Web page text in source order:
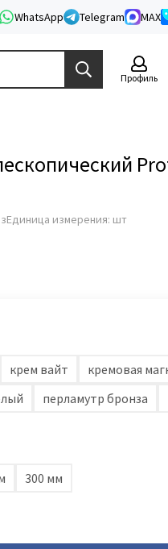
WhatsApp Telegram MAX
Профиль
Единица измерения: шт
крем вайт кремовая
перламутр бронза
300 мм